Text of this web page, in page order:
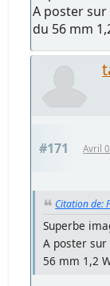
A poster sur
du 56 mm
#171 Avril
Citation de:
Superbe
A poster sur
56 mm 1,2